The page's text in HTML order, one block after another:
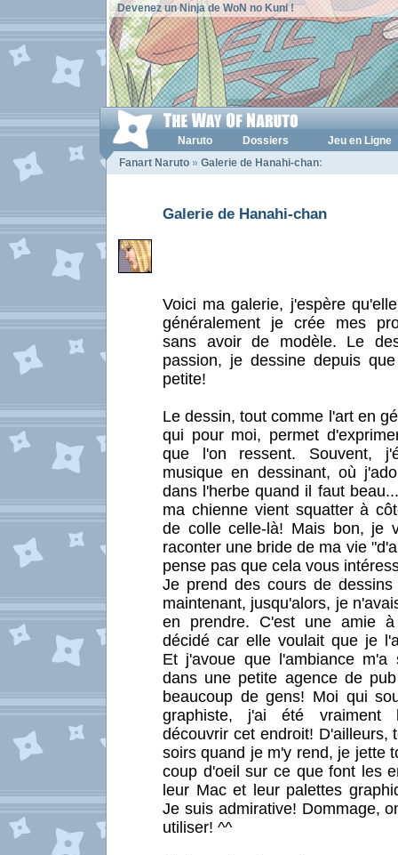
Devenez un Ninja de WoN no Kuni !
Naruto Dossiers
Jeu en Ligne
Fanart Naruto » Galerie de Hanahi-chan:
Galerie de Hanahi-chan
Voici ma galerie, j'espère
généralement je crée mes
sans avoir de modèle. Le
passion, je dessine depuis
petite!
Le dessin, tout comme l'art en
qui pour moi, permet
que l'on ressent. Souvent,
musique en dessinant, où
dans l'herbe quand il faut
ma chienne vient squatter à
de colle celle-là! Mais bon, je
raconter une bride de ma vie
pense pas que cela vous
Je prend des cours de
maintenant, jusqu'alors, je
en prendre. C'est une amie
décidé car elle voulait que je
Et j'avoue que l'ambiance m'a
dans une petite agence de
beaucoup de gens! Moi qui
graphiste, j'ai été vraiment
découvrir cet endroit! D'ailleurs,
soirs quand je m'y rend, je jette
coup d'oeil sur ce que font les
leur Mac et leur palettes
Je suis admirative! Dommage,
utiliser! ^^